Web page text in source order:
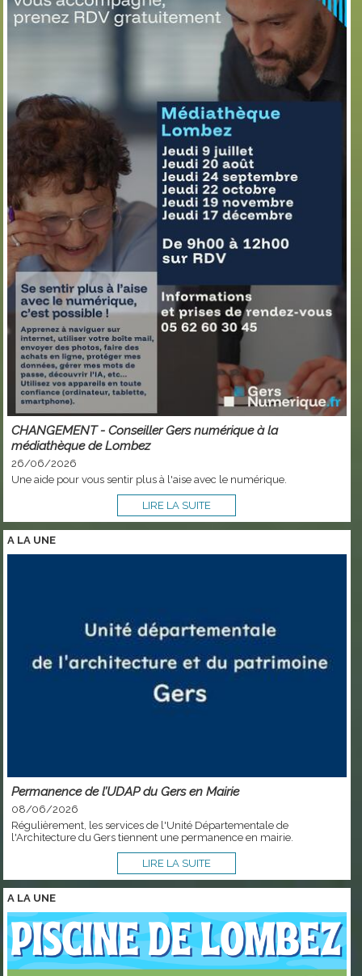
CHANGEMENT - Conseiller Gers numérique à la
médiathèque de Lombez
26/06/2026
Une aide pour vous sentir plus à l'aise avec le numérique.
LIRE LA SUITE
A LA UNE
Permanence de l’UDAP du Gers en Mairie
08/06/2026
Régulièrement, les services de l'Unité Départementale de
l'Architecture du Gers tiennent une permanence en mairie.
LIRE LA SUITE
A LA UNE